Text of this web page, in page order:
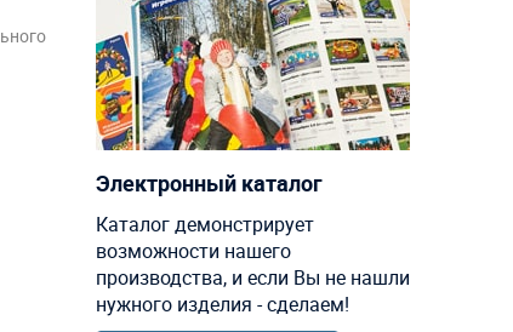
Электронный каталог
Каталог демонстрирует
возможности нашего
производства, и если Вы не нашли
нужного изделия - сделаем!